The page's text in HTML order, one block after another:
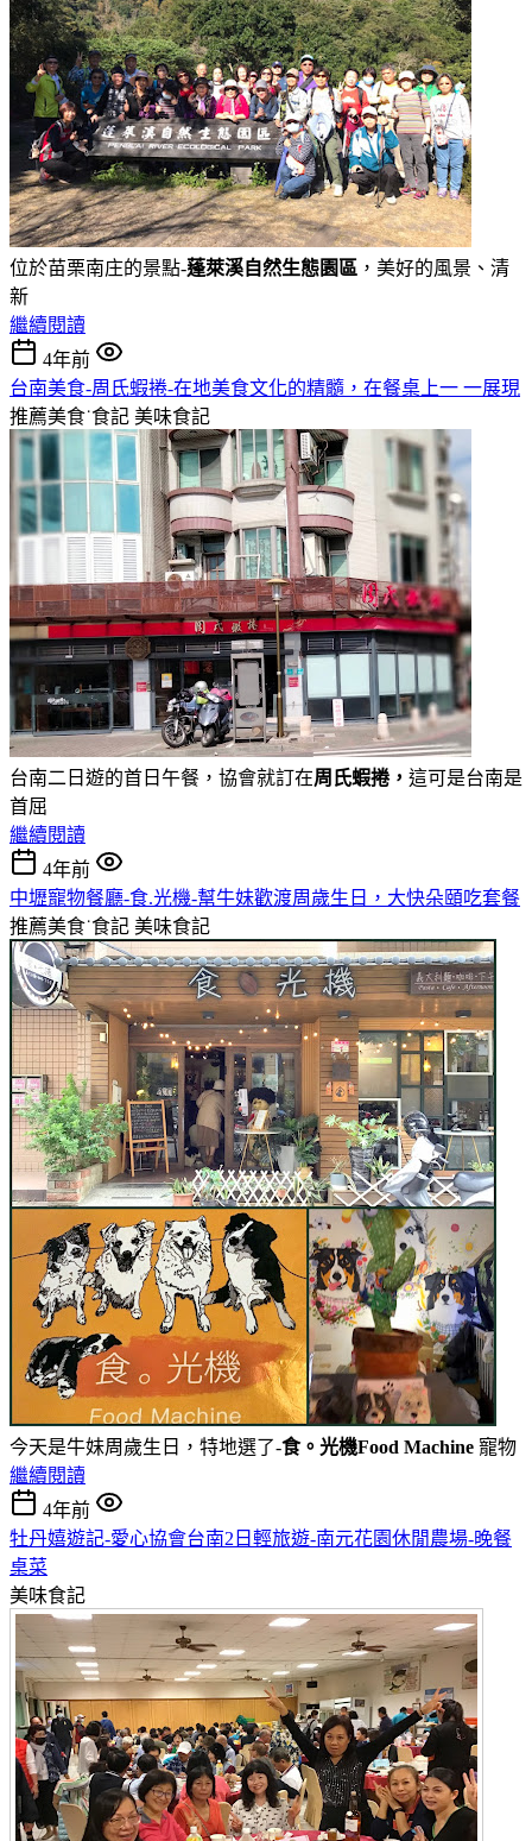
位於苗栗南庄的景點-蓬萊溪自然生態園區 ，美好的風景、清
新
繼續閱讀
4年前
台南美食-周氏蝦捲-在地美食文化的精髓，在餐桌上一 一展現
推薦美食˙食記 美味食記
台南二日遊的首日午餐，協會就訂在周氏蝦捲， 這可是台南是
首屈
繼續閱讀
4年前
中壢寵物餐廳-食.光機-幫牛妹歡渡周歲生日，大快朵頤吃套餐
推薦美食˙食記 美味食記
今天是牛妹周歲生日，特地選了-食。光機Food Machine 寵物
繼續閱讀
4年前
牡丹嬉遊記-愛心協會台南2日輕旅遊-南元花園休閒農場-晚餐
桌菜
美味食記